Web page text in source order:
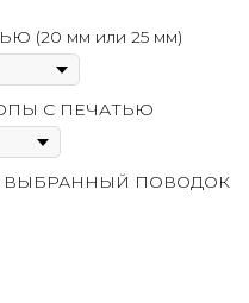
(20 мм или 25 мм)
С ПЕЧАТЬЮ
ВЫБРАННЫЙ ПОВОДОК